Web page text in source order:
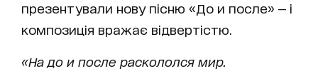
презентували нову пісню «До и после» — і
композиція вражає відвертістю.
«На до и после раскололся мир.